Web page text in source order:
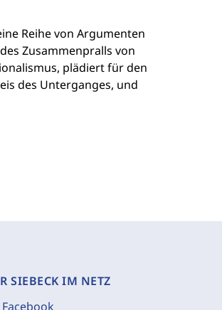
Reihe von Argumenten
Zusammenpralls von
plädiert für den
des Unterganges, und
SIEBECK IM NETZ
Facebook